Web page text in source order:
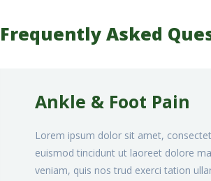
Frequently Asked
Ankle & Foot Pain
Lorem ipsum dolor sit amet,
euismod tincidunt ut laoreet dolore
veniam, quis nos trud exerci tation